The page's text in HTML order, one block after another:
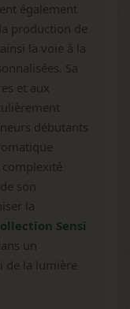
également
production de
la voie à la
Sa
et aux
débutants
son
la
Sensi
un
de la lumière